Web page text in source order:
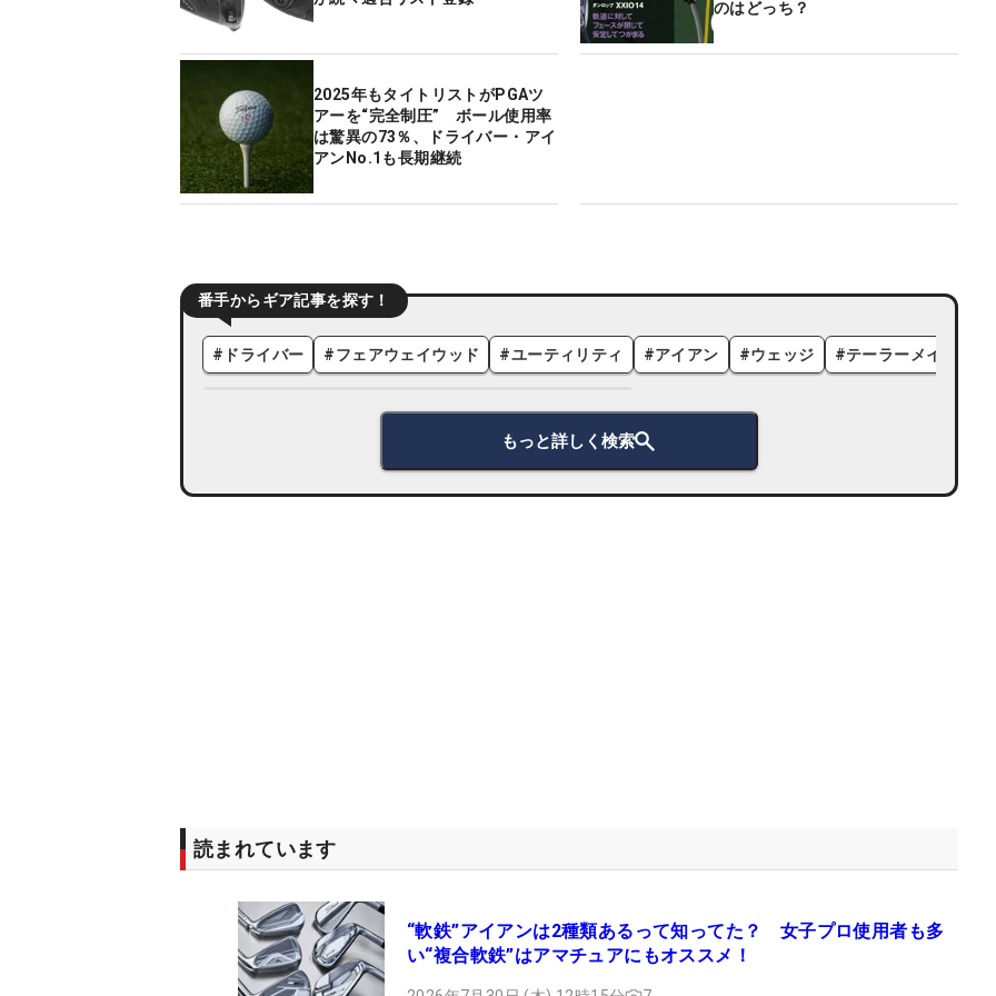
のはどっち？
2025年もタイトリストがPGAツ
アーを“完全制圧” ボール使用率
は驚異の73％、ドライバー・アイ
アンNo.1も長期継続
番手からギア記事を探す！
# ドライバー #フェアウェイウッド #ユーティリティ #アイアン #ウェッジ #テーラーメイド
もっと詳しく検索
読まれています
“軟鉄”アイアンは2種類あるって知ってた？ 女子プロ使用者も多
い“複合軟鉄”はアマチュアにもオススメ！